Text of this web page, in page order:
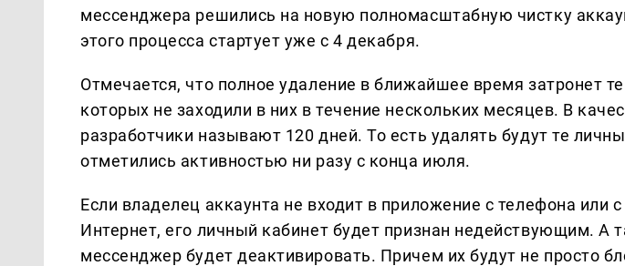
мессенджера решились на новую полномасштабную чистку
этого процесса стартует уже с 4 декабря.
Отмечается, что полное удаление в ближайшее время затронет
которых не заходили в них в течение нескольких месяцев. В
разработчики называют 120 дней. То есть удалять будут те
отметились активностью ни разу с конца июля.
Если владелец аккаунта не входит в приложение с телефона или
Интернет, его личный кабинет будет признан недействующим. А
мессенджер будет деактивировать. Причем их будут не просто